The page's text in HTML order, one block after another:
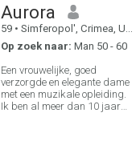
Aurora
59 • Simferopol', Crimea, Ukraïne
Op zoek naar: Man 50 - 60
Een vrouwelijke, goed
verzorgde en elegante dame
met een muzikale opleiding.
Ik ben al meer dan 10 jaar